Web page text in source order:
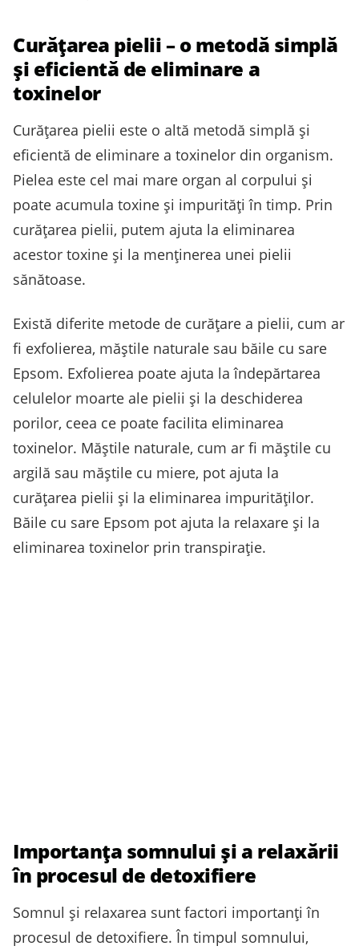
Curățarea pielii – o metodă simplă
și eficientă de eliminare a
toxinelor
Curățarea pielii este o altă metodă simplă și
eficientă de eliminare a toxinelor din organism.
Pielea este cel mai mare organ al corpului și
poate acumula toxine și impurități în timp. Prin
curățarea pielii, putem ajuta la eliminarea
acestor toxine și la menținerea unei pielii
sănătoase.
Există diferite metode de curățare a pielii, cum ar
fi exfolierea, măștile naturale sau băile cu sare
Epsom. Exfolierea poate ajuta la îndepărtarea
celulelor moarte ale pielii și la deschiderea
porilor, ceea ce poate facilita eliminarea
toxinelor. Măștile naturale, cum ar fi măștile cu
argilă sau măștile cu miere, pot ajuta la
curățarea pielii și la eliminarea impurităților.
Băile cu sare Epsom pot ajuta la relaxare și la
eliminarea toxinelor prin transpirație.
Importanța somnului și a relaxării
în procesul de detoxifiere
Somnul și relaxarea sunt factori importanți în
procesul de detoxifiere. În timpul somnului,